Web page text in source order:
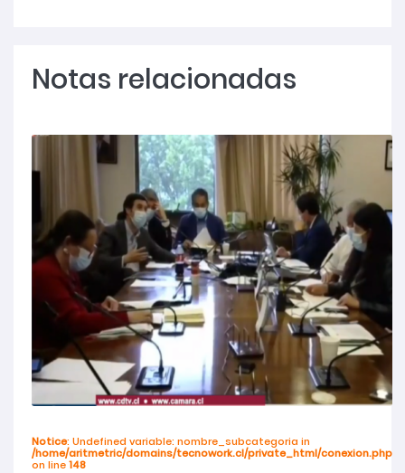
Notas relacionadas
Notice: Undefined variable: nombre_subcategoria in
/home/aritmetric/domains/tecnowork.cl/private_html/conexion.php
on line148